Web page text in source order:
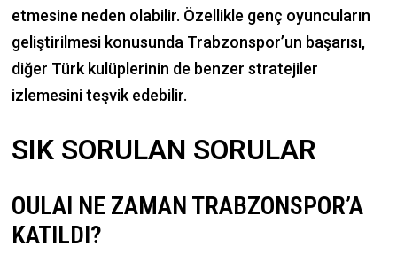
etmesine neden olabilir. Özellikle genç oyuncuların
geliştirilmesi konusunda Trabzonspor’un başarısı,
diğer Türk kulüplerinin de benzer stratejiler
izlemesini teşvik edebilir.
SIK SORULAN SORULAR
OULAI NE ZAMAN TRABZONSPOR’A
KATILDI?